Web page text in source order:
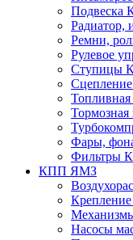
Подвеска
Радиатор,
Ремни,
Рулевое
Ступицы
Топливная
Тормозная
Фары,
Фильтры
КПП ЯМЗ
Насосы